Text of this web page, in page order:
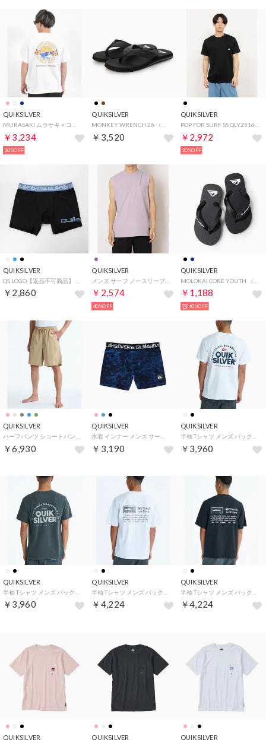
QUIKSILVER
￥3,234
30%OFF
QUIKSILVER
￥3,520
QUIKSILVER
￥2,972
30%OFF
QUIKSILVER
￥2,860
QUIKSILVER
￥2,574
40%OFF
QUIKSILVER
￥1,188
40%OFF
QUIKSILVER
￥6,930
QUIKSILVER
￥3,190
QUIKSILVER
￥3,960
QUIKSILVER
￥3,960
QUIKSILVER
￥4,224
QUIKSILVER
￥4,224
QUIKSILVER QUIKSILVER QUIKSILVER